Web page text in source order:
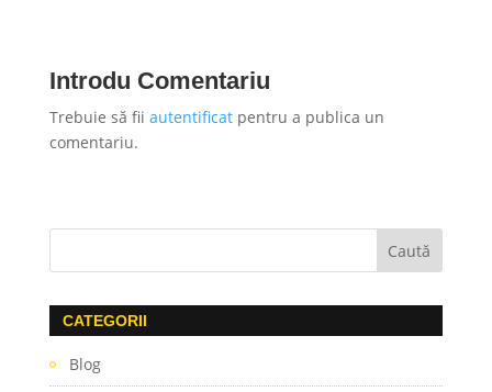
Introdu Comentariu
Trebuie să fii autentificatpentru a publica un
comentariu.
CATEGORII
Blog